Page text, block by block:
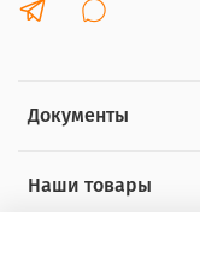
Документы
Наши товары